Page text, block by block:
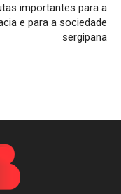
importantes para a
e para a sociedade
sergipana